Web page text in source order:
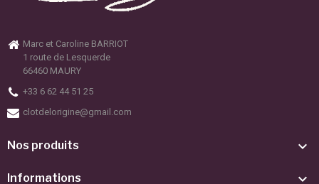
Marc et Caroline BARRIOT
1 route de Lesquerde
66460 MAURY
+33 6 62 44 51 25
clotdelorigine@gmail.com
Nos produits 
Informations 